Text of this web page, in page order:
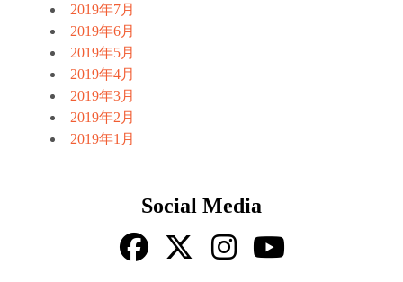
2019年7月
2019年6月
2019年5月
2019年4月
2019年3月
2019年2月
2019年1月
Social Media